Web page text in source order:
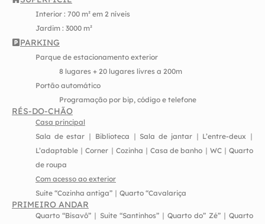
Interior : 700 m² em 2 níveis
Jardim : 3000 m²
PARKING
Parque de estacionamento exterior
8 lugares + 20 lugares livres a 200m
Portão automático
Programação por bip, código e telefone
RÉS-DO-CHÃO
Casa principal
Sala de estar ∣ Biblioteca ∣ Sala de jantar ∣ L’entre-deux ∣
L’adaptable ∣ Corner ∣ Cozinha ∣ Casa de banho ∣ WC ∣ Quarto
de roupa
Com acesso ao exterior
Suite “Cozinha antiga” ∣ Quarto “Cavalariça
PRIMEIRO ANDAR
Quarto “Bisavô” ∣ Suite “Santinhos” ∣ Quarto do” Zé” ∣ Quarto